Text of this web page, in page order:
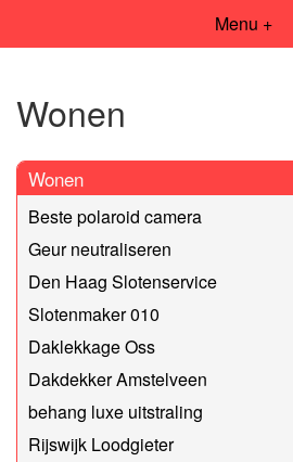
Menu +
Wonen
Wonen
Beste polaroid camera
Geur neutraliseren
Den Haag Slotenservice
Slotenmaker 010
Daklekkage Oss
Dakdekker Amstelveen
behang luxe uitstraling
Rijswijk Loodgieter